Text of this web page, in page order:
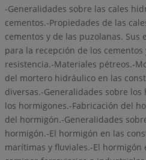
-Generalidades sobre las cales
cementos.-Propiedades de las
cementos y de las puzolanas. Sus
para la recepción de los cementos
resistencia.-Materiales pétreos.-
del mortero hidráulico en las
diversas.-Generalidades sobre
los hormigones.-Fabricación del
del hormigón.-Generalidades
hormigón.-El hormigón en las
marítimas y fluviales.-El hormigón